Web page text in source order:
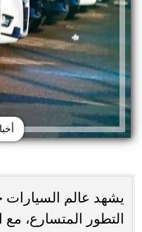
التطور المتسارع،